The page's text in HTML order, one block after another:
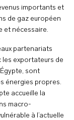
importants et
de gaz européen
et nécessaire.
partenariats
les exportateurs de
sont
énergies propres.
accueille la
macro-
à l’actuelle